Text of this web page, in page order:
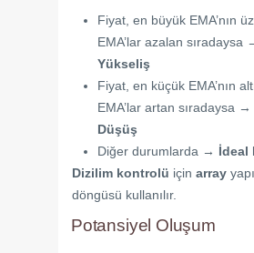
Fiyat, en büyük EMA’nın
EMA’lar azalan sıradaysa
Yükseliş
Fiyat, en küçük EMA’nın
EMA’lar artan sıradaysa →
Düşüş
Diğer durumlarda → İdeal
Dizilim kontrolü için array
döngüsü kullanılır.
Potansiyel Oluşum